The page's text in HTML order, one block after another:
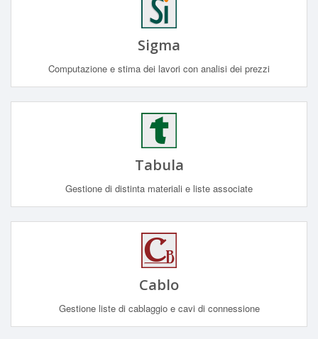
Sigma
Computazione e stima dei lavori con analisi dei prezzi
Tabula
Gestione di distinta materiali e liste associate
Cablo
Gestione liste di cablaggio e cavi di connessione